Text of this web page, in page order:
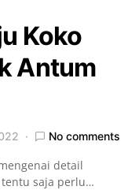
Koko
Antum
No comments
detail
tentu saja perlu…